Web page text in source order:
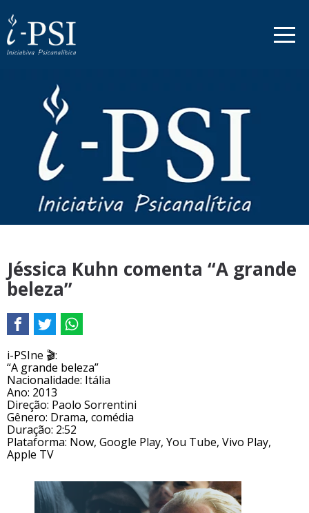
Jéssica Kuhn comenta “A grande
beleza”
i-PSIne 🎬:
“A grande beleza”
Nacionalidade: Itália
Ano: 2013
Direção: Paolo Sorrentini
Gênero: Drama, comédia
Duração: 2:52
Plataforma: Now, Google Play, You Tube, Vivo Play,
Apple TV